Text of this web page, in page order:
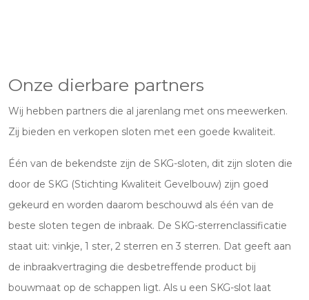
Onze dierbare partners
Wij hebben partners die al jarenlang met ons meewerken.
Zij bieden en verkopen sloten met een goede kwaliteit.
Één van de bekendste zijn de SKG-sloten, dit zijn sloten die
door de SKG (Stichting Kwaliteit Gevelbouw) zijn goed
gekeurd en worden daarom beschouwd als één van de
beste sloten tegen de inbraak. De SKG-sterrenclassificatie
staat uit: vinkje, 1 ster, 2 sterren en 3 sterren. Dat geeft aan
de inbraakvertraging die desbetreffende product bij
bouwmaat op de schappen ligt. Als u een SKG-slot laat